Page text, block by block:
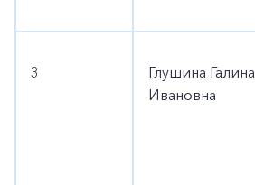
3
Глушина Галина
Ивановна